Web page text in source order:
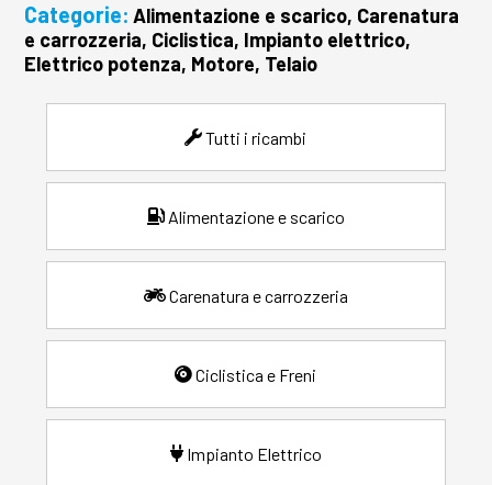
Categorie: Alimentazione e scarico, Carenatura
e carrozzeria, Ciclistica, Impianto elettrico,
Elettrico potenza, Motore, Telaio
Tutti i ricambi
Alimentazione e scarico
Carenatura e carrozzeria
Ciclistica e Freni
Impianto Elettrico